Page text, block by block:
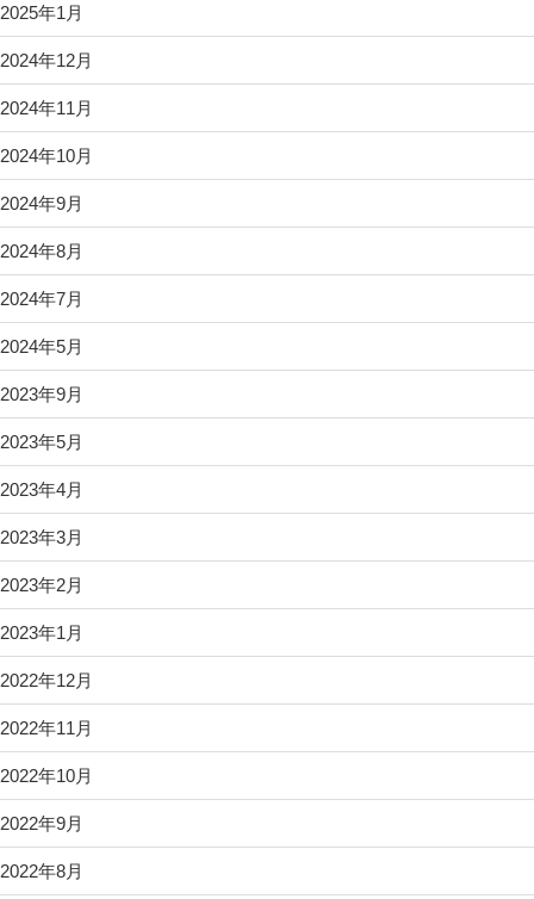
2025年1月
2024年12月
2024年11月
2024年10月
2024年9月
2024年8月
2024年7月
2024年5月
2023年9月
2023年5月
2023年4月
2023年3月
2023年2月
2023年1月
2022年12月
2022年11月
2022年10月
2022年9月
2022年8月